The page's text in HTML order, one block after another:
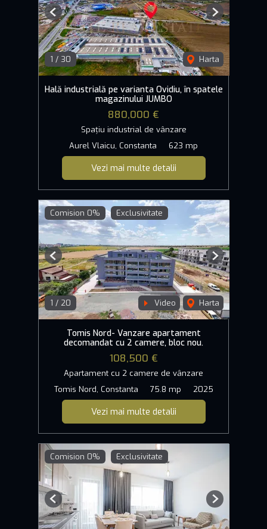
1 / 30 Harta
Previous Next
Hală industrială pe varianta Ovidiu, în spatele
magazinului JUMBO
880,000 €
Spațiu industrial de vânzare
Aurel Vlaicu, Constanta
623 mp
Vezi mai multe detalii
Comision 0% Exclusivitate
1 / 20 Video Harta
Previous Next
Tomis Nord- Vanzare apartament
decomandat cu 2 camere, bloc nou.
108,500 €
Apartament cu 2 camere de vânzare
Tomis Nord, Constanta
75.8 mp 2025
Vezi mai multe detalii
Comision 0% Exclusivitate
Previous Next